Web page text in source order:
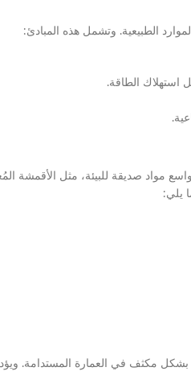
الطبيعية. وتشمل هذه المبادئ:
استهلاك الطاقة.
مواد صديقة للبيئة، مثل الأقمشة
يلي:
مكثف في العمارة المستدامة.